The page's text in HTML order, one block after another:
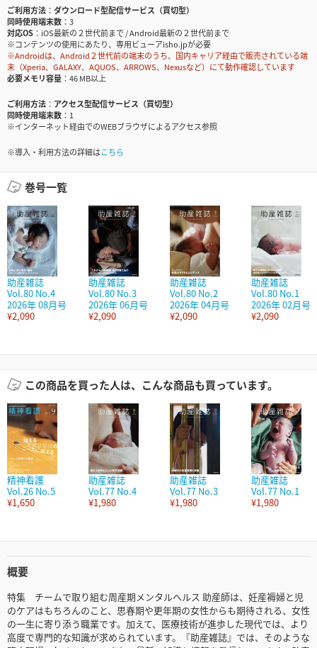
ご利用方法
ダウンロード型配信サービス（買切型）
同時使用端末数
3
対応OS
iOS最新の２世代前まで / Android最新の２世代前まで
※コンテンツの使用にあたり、専用ビューアisho.jpが必要
※Androidは、Android２世代前の端末のうち、国内キャリア経由で販売されている端
末（Xperia、GALAXY、AQUOS、ARROWS、Nexusなど）にて動作確認しています
必要メモリ容量
46 MB以上
ご利用方法
アクセス型配信サービス（買切型）
同時使用端末数
1
※インターネット経由でのWEBブラウザによるアクセス参照
※導入・利用方法の詳細はこちら
巻号一覧
助産雑誌
Vol.80 No.4
2026年 08月号
¥2,090
助産雑誌
Vol.80 No.3
2026年 06月号
¥2,090
助産雑誌
Vol.80 No.2
2026年 04月号
¥2,090
助産雑誌
Vol.80 No.1
2026年 02月号
¥2,090
この商品を買った人は、こんな商品も買っています。
精神看護
Vol.26 No.5
¥1,650
助産雑誌
Vol.77 No.4
¥1,980
助産雑誌
Vol.77 No.3
¥1,980
助産雑誌
Vol.77 No.1
¥1,980
概要
特集 チームで取り組む周産期メンタルへルス 助産師は、妊産褥婦と児
のケアはもちろんのこと、思春期や更年期の女性からも期待される、女性
の一生に寄り添う職業です。加えて、医療技術が進歩した現代では、より
高度で専門的な知識が求められています。『助産雑誌』では、そのような